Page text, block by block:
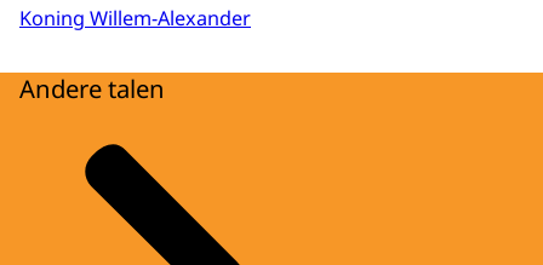
Koning Willem-Alexander
Andere talen